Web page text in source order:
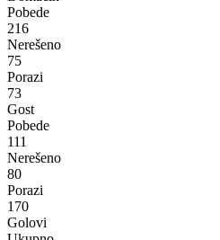
Pobede
216
Nerešeno
75
Porazi
73
Gost
Pobede
111
Nerešeno
80
Porazi
170
Golovi